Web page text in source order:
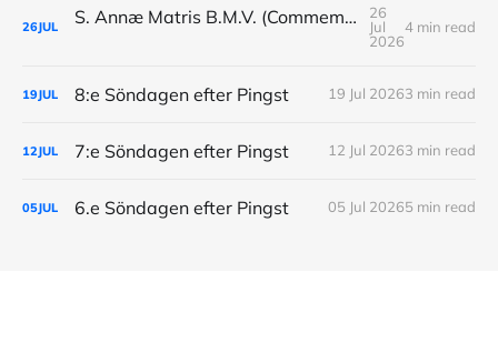
26JUL S. Annæ Matris B.M.V. (Commemoratio: Dominica IX Post Pentecosten)
26
Jul
2026
4 min read
19JUL 8:e Söndagen efter Pingst 19 Jul 20263 min read
12JUL 7:e Söndagen efter Pingst 12 Jul 20263 min read
05JUL 6.e Söndagen efter Pingst 05 Jul 20265 min read